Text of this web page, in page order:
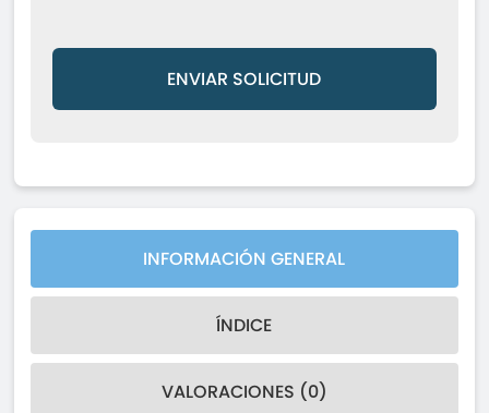
ENVIAR SOLICITUD
INFORMACIÓN GENERAL
ÍNDICE
VALORACIONES (0)